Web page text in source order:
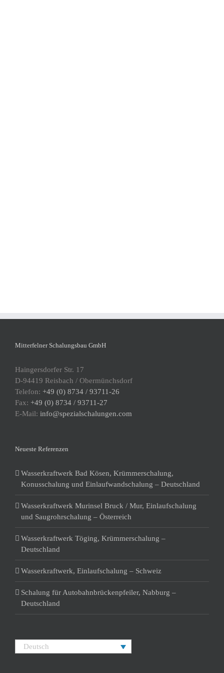
Mitterfelner Schalungsbau GmbH
Haingersdorfer Str. 17
D-94419 Reisbach / Obermünchsdorf
Telefon: +49 (0) 8734 / 93711-26
Fax: +49 (0) 8734 / 93711-27
E-Mail: info@spezialschalungen.com
Neueste Referenzen
Wasserkraftwerk Bad Kösen, Krümmerschalung,
Konusschalung und Einlaufwandschalung – Deutschland
Wasserkraftwerk Murinsel Bruck / Mur, Einlaufschalung
und Saugrohrschalung – Österreich
Wasserkraftwerk Töging, Krümmerschalung –
Deutschland
Wasserkraftwerk, Einlaufschalung – Schweiz
Schalung für Autobahnbrückenpfeiler, Nabburg –
Deutschland
Deutsch